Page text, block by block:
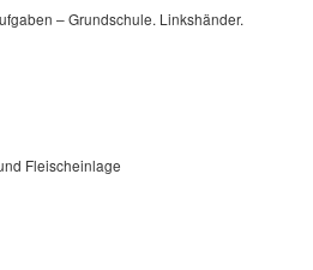
– Grundschule. Linkshänder.
Fleischeinlage